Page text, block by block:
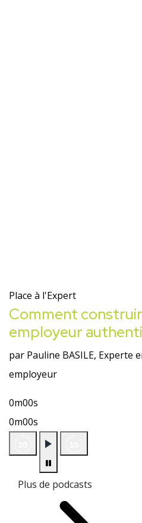
Place à l'Expert
Comment
employeur
par Pauline BASILE, Experte
employeur
0m00s
0m00s
Plus de podcasts